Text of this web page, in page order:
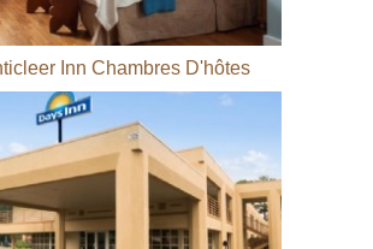
Inn Chambres D'hôtes